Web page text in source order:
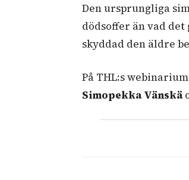
Den ursprungliga
dödsoffer än vad
skyddad den äldre
På THL:s
Simopekka Vänskä